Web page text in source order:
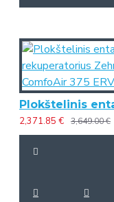
2,371.85 € 3,649.00 €